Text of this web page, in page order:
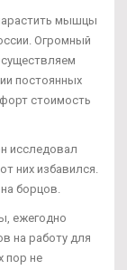
мышцы
Огромный
постоянных
стоимость
исследовал
них избавился.
борцов.
ежегодно
на работу для
пор не